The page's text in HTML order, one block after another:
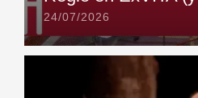
24/07/2026